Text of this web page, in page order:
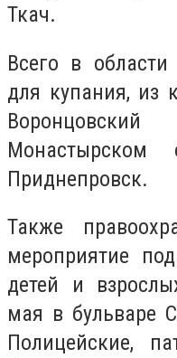
Ткач.
Всего в
для купания, из
Приднепровск.
Также
мероприятие
детей и
мая в бульваре
Полицейские,